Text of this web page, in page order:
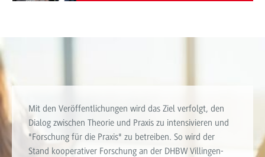
Mit den Veröffentlichungen wird das Ziel verfolgt, den
Dialog zwischen Theorie und Praxis zu intensivieren und
"Forschung für die Praxis" zu betreiben. So wird der
Stand kooperativer Forschung an der DHBW Villingen-